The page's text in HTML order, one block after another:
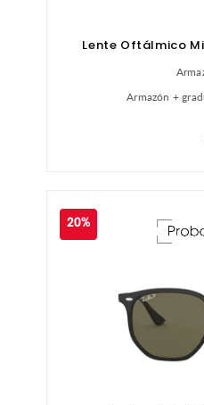
Lente Oftálmico
Armazón +
20%